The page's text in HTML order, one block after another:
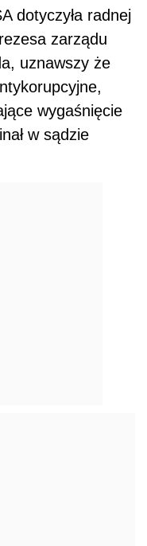
dotyczyła radnej
zarządu
uznawszy że
wygaśnięcie
w sądzie